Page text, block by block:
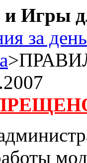
Игры
за день